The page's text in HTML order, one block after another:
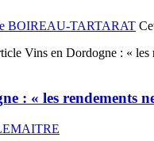
BOIREAU-TARTARAT
: « les rendements